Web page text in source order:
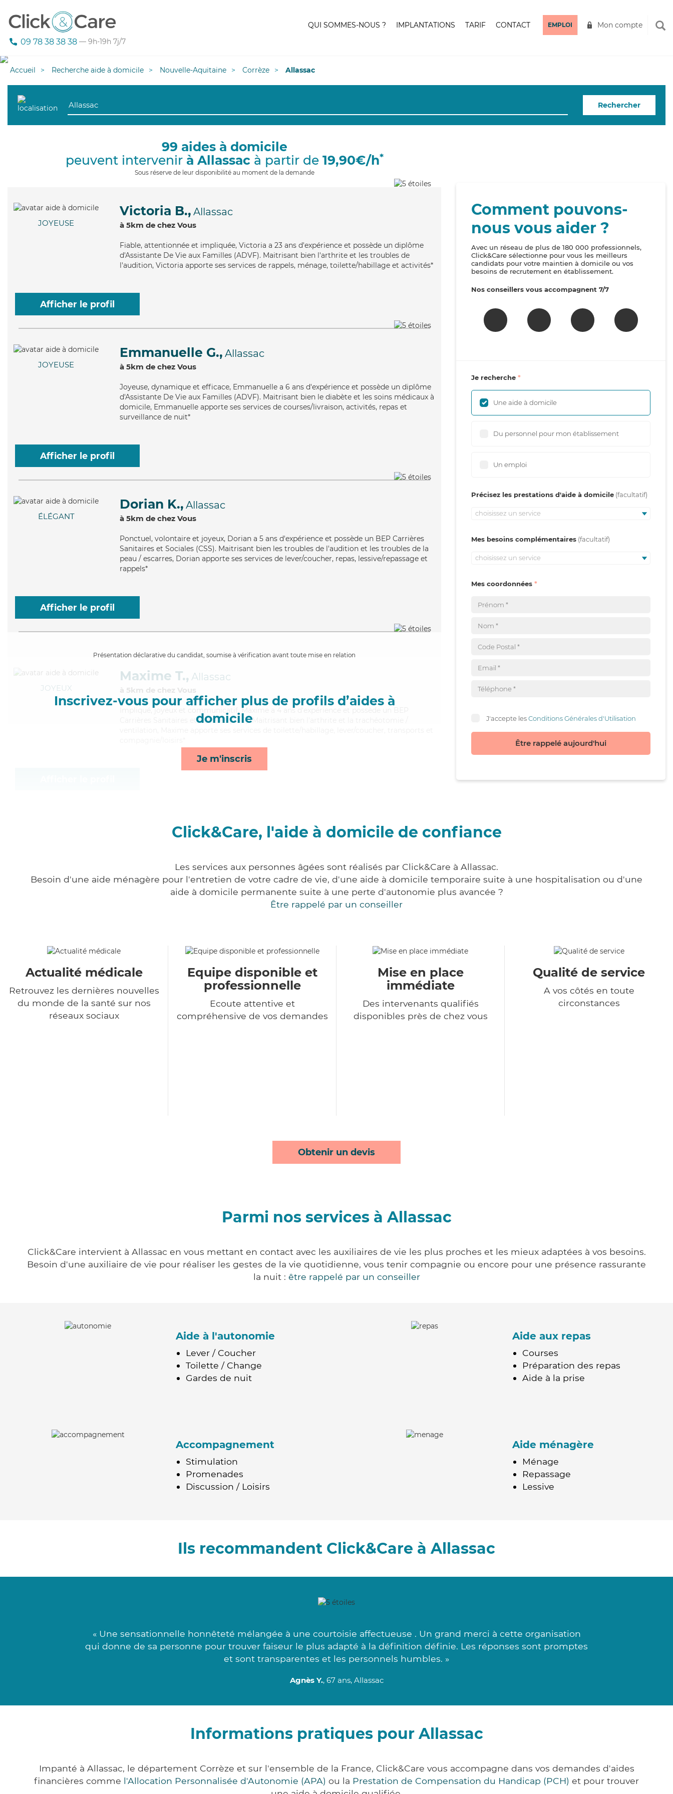
09 78 38 38 38 — 9h-19h 7j/7
QUI SOMMES-NOUS ? IMPLANTATIONS TARIF CONTACT EMPLOI Mon compte
Accueil Recherche aide à domicile Nouvelle-Aquitaine Corrèze Allassac
Rechercher
99 aides à domicile
peuvent intervenir à Allassacà partir de 19,90€/h*
Sous réserve de leur disponibilité au moment de la demande
JOYEUSE
Victoria B., Allassac
à 5km de chez Vous
Fiable, attentionnée et impliquée, Victoria a 23 ans d'expérience et possède un diplôme
d'Assistante De Vie aux Familles (ADVF). Maitrisant bien l'arthrite et les troubles de
l'audition, Victoria apporte ses services de rappels, ménage, toilette/habillage et activités*
Afficher le profil
JOYEUSE
Emmanuelle G., Allassac
à 5km de chez Vous
Joyeuse, dynamique et efficace, Emmanuelle a 6 ans d'expérience et possède un diplôme
d'Assistante De Vie aux Familles (ADVF). Maitrisant bien le diabète et les soins médicaux à
domicile, Emmanuelle apporte ses services de courses/livraison, activités, repas et
surveillance de nuit*
Afficher le profil
ÉLÉGANT
Dorian K., Allassac
à 5km de chez Vous
Ponctuel, volontaire et joyeux, Dorian a 5 ans d'expérience et possède un BEP Carrières
Sanitaires et Sociales (CSS). Maitrisant bien les troubles de l'audition et les troubles de la
peau / escarres, Dorian apporte ses services de lever/coucher, repas, lessive/repassage et
rappels*
Afficher le profil
Présentation déclarative du candidat, soumise à vérification avant toute mise en relation
Inscrivez-vous pour afficher plus de profils d’aides à
domicile
Je m'inscris
JOYEUX
Maxime T., Allassac
à 5km de chez Vous
, joyeux et communicatif, Maxime a 4 ans d'expérience et possède un BEP
Carrières Sanitaires et Sociales (CSS). Maitrisant bien l'arthrite et la trachéotomie /
Comment pouvons-
nous vous aider ?
Avec un réseau de plus de 180 000 professionnels,
Click&Care sélectionne pour vous les meilleurs
candidats pour votre maintien à domicile ou vos
besoins de recrutement en établissement.
Nos conseillers vous accompagnent 7/7
Je recherche
Une aide à domicile
Du personnel pour mon établissement
Un emploi
Précisez les prestations d'aide à domicile
choisissez un service
Mes besoins complémentaires
choisissez un service
Mes coordonnées
J'accepte lesConditions Générales d'Utilisation
Être rappelé aujourd'hui
Click&Care, l'aide à domicile de confiance
Les services aux personnes âgées sont réalisés par Click&Care à Allassac.
Besoin d'une aide ménagère pour l'entretien de votre cadre de vie, d'une aide à domicile temporaire suite à une hospitalisation ou d'une
aide à domicile permanente suite à une perte d'autonomie plus avancée ?
Être rappelé par un conseiller
Actualité médicale
Retrouvez les dernières nouvelles
du monde de la santé sur nos
réseaux sociaux
Equipe disponible et
professionnelle
Ecoute attentive et
compréhensive de vos demandes
Mise en place
immédiate
Des intervenants qualifiés
disponibles près de chez vous
Qualité de service
A vos côtés en toute
circonstances
Obtenir un devis
Parmi nos services à Allassac
Click&Care intervient à Allassac en vous mettant en contact avec les auxiliaires de vie les plus proches et les mieux adaptées à vos besoins.
Besoin d'une auxiliaire de vie pour réaliser les gestes de la vie quotidienne, vous tenir compagnie ou encore pour une présence rassurante
la nuit : être rappelé par un conseiller
Aide à l'autonomie
Lever / Coucher
Toilette / Change
Gardes de nuit
Aide aux repas
Courses
Préparation des repas
Aide à la prise
Accompagnement
Stimulation
Promenades
Discussion / Loisirs
Aide ménagère
Ménage
Repassage
Lessive
Ils recommandent Click&Care à Allassac
« Une sensationnelle honnêteté mélangée à une courtoisie affectueuse . Un grand merci à cette organisation
qui donne de sa personne pour trouver faiseur le plus adapté à la définition définie. Les réponses sont promptes
et sont transparentes et les personnels humbles. »
Agnès Y., 67 ans, Allassac
Informations pratiques pour Allassac
Impanté à Allassac, le département Corrèze et sur l'ensemble de la France, Click&Care vous accompagne dans vos demandes d'aides
financières comme l'Allocation Personnalisée d'Autonomie (APA) ou la Prestation de Compensation du Handicap (PCH) et pour trouver